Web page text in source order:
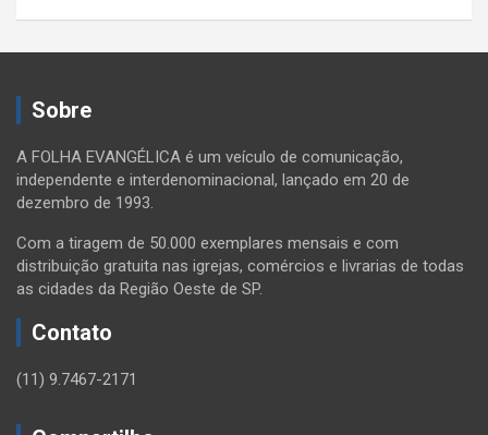
Sobre
A FOLHA EVANGÉLICA é um veículo de comunicação,
independente e interdenominacional, lançado em 20 de
dezembro de 1993.
Com a tiragem de 50.000 exemplares mensais e com
distribuição gratuita nas igrejas, comércios e livrarias de todas
as cidades da Região Oeste de SP.
Contato
(11) 9.7467-2171